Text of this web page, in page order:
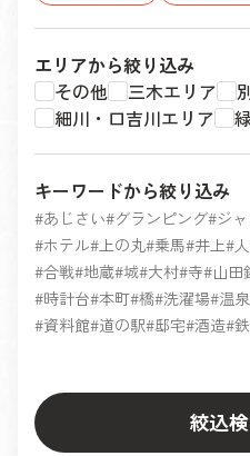
エリアから絞り込み
その他
三木エリア
細川・口吉川エリア
キーワードから絞り込み
あじさい グランピング ジ
ホテル
上の丸 乗馬 井上
合戦 地蔵 城 大村 寺 山田
時計台 本町 橋 洗濯場 温泉
資料館 道の駅 邸宅 酒造
絞込